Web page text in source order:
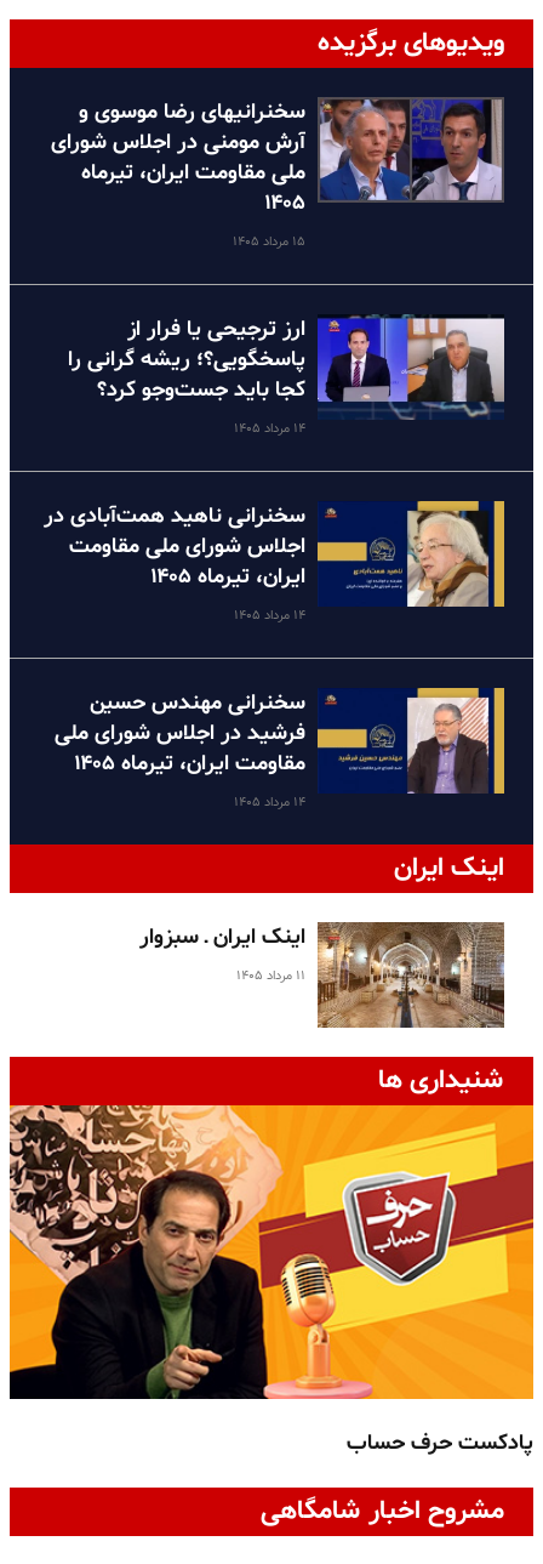
ویدیوهای برگزیده
سخنرانیهای رضا موسوی و
آرش مومنی در اجلاس شورای
ملی مقاومت ایران، تیرماه
۱۴۰۵
۱۵ مرداد ۱۴۰۵
ارز ترجیحی یا فرار از
پاسخگویی؟؛ ریشه گرانی را
کجا باید جست‌وجو کرد؟
۱۴ مرداد ۱۴۰۵
سخنرانی ناهید همت‌آبادی در
اجلاس شورای ملی مقاومت
ایران، تیرماه ۱۴۰۵
۱۴ مرداد ۱۴۰۵
سخنرانی مهندس حسین
فرشید در اجلاس شورای ملی
مقاومت ایران، تیرماه ۱۴۰۵
۱۴ مرداد ۱۴۰۵
اینک ایران
اینک ایران ـ سبزوار
۱۱ مرداد ۱۴۰۵
شنیداری ها
پادکست حرف حساب
مشروح اخبار شامگاهی